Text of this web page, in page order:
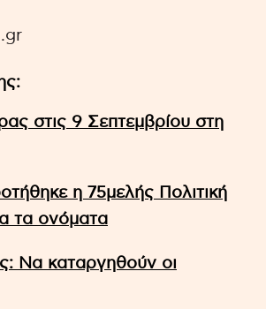
στις 9 Σεπτεμβρίου στη
η 75μελής Πολιτική
τα ονόματα
Να καταργηθούν οι